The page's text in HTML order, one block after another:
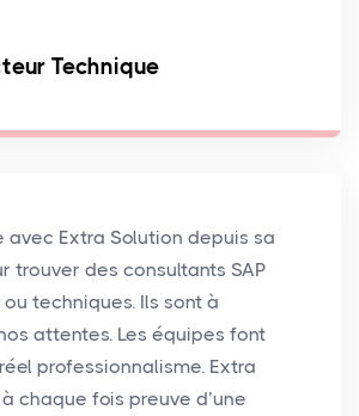
Technique
avec Extra Solution depuis sa
trouver des consultants SAP
techniques. Ils sont à
attentes. Les équipes font
professionnalisme. Extra
chaque fois preuve d’une